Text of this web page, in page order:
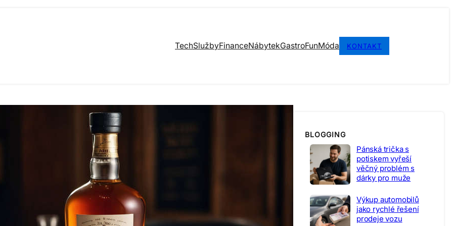
TechSlužbyFinanceNábytekGastroFunMóda KONTAKT
BLOGGING
Pánská trička s
potiskem vyřeší
věčný problém s
dárky pro muže
Výkup automobilů
jako rychlé řešení
prodeje vozu